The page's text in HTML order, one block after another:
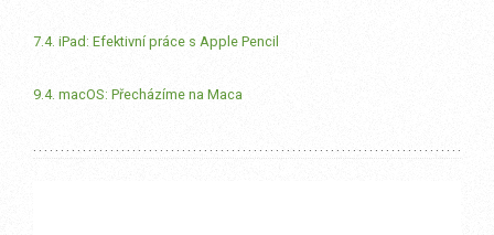
7.4. iPad: Efektivní práce s Apple Pencil
9.4. macOS: Přecházíme na Maca